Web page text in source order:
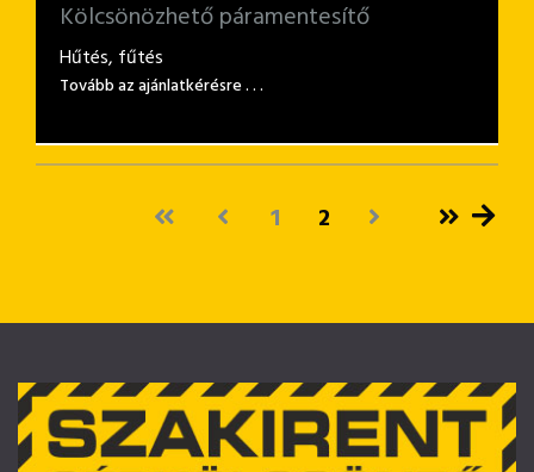
Kölcsönözhető páramentesítő
Hűtés, fűtés
Tovább az ajánlatkérésre . . .
1 2